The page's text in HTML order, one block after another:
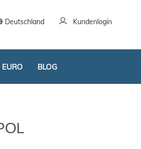
Deutschland Kundenlogin
BLOG